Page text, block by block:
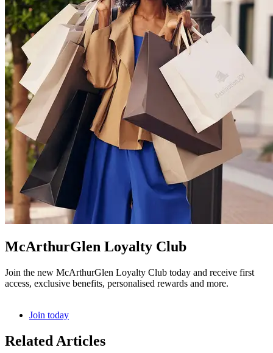
McArthurGlen Loyalty Club
Join the new McArthurGlen Loyalty Club today and receive first
access, exclusive benefits, personalised rewards and more.
Join today
Related Articles